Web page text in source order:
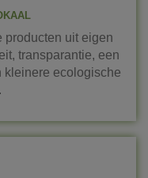
producten uit eigen
transparantie, een
kleinere ecologische